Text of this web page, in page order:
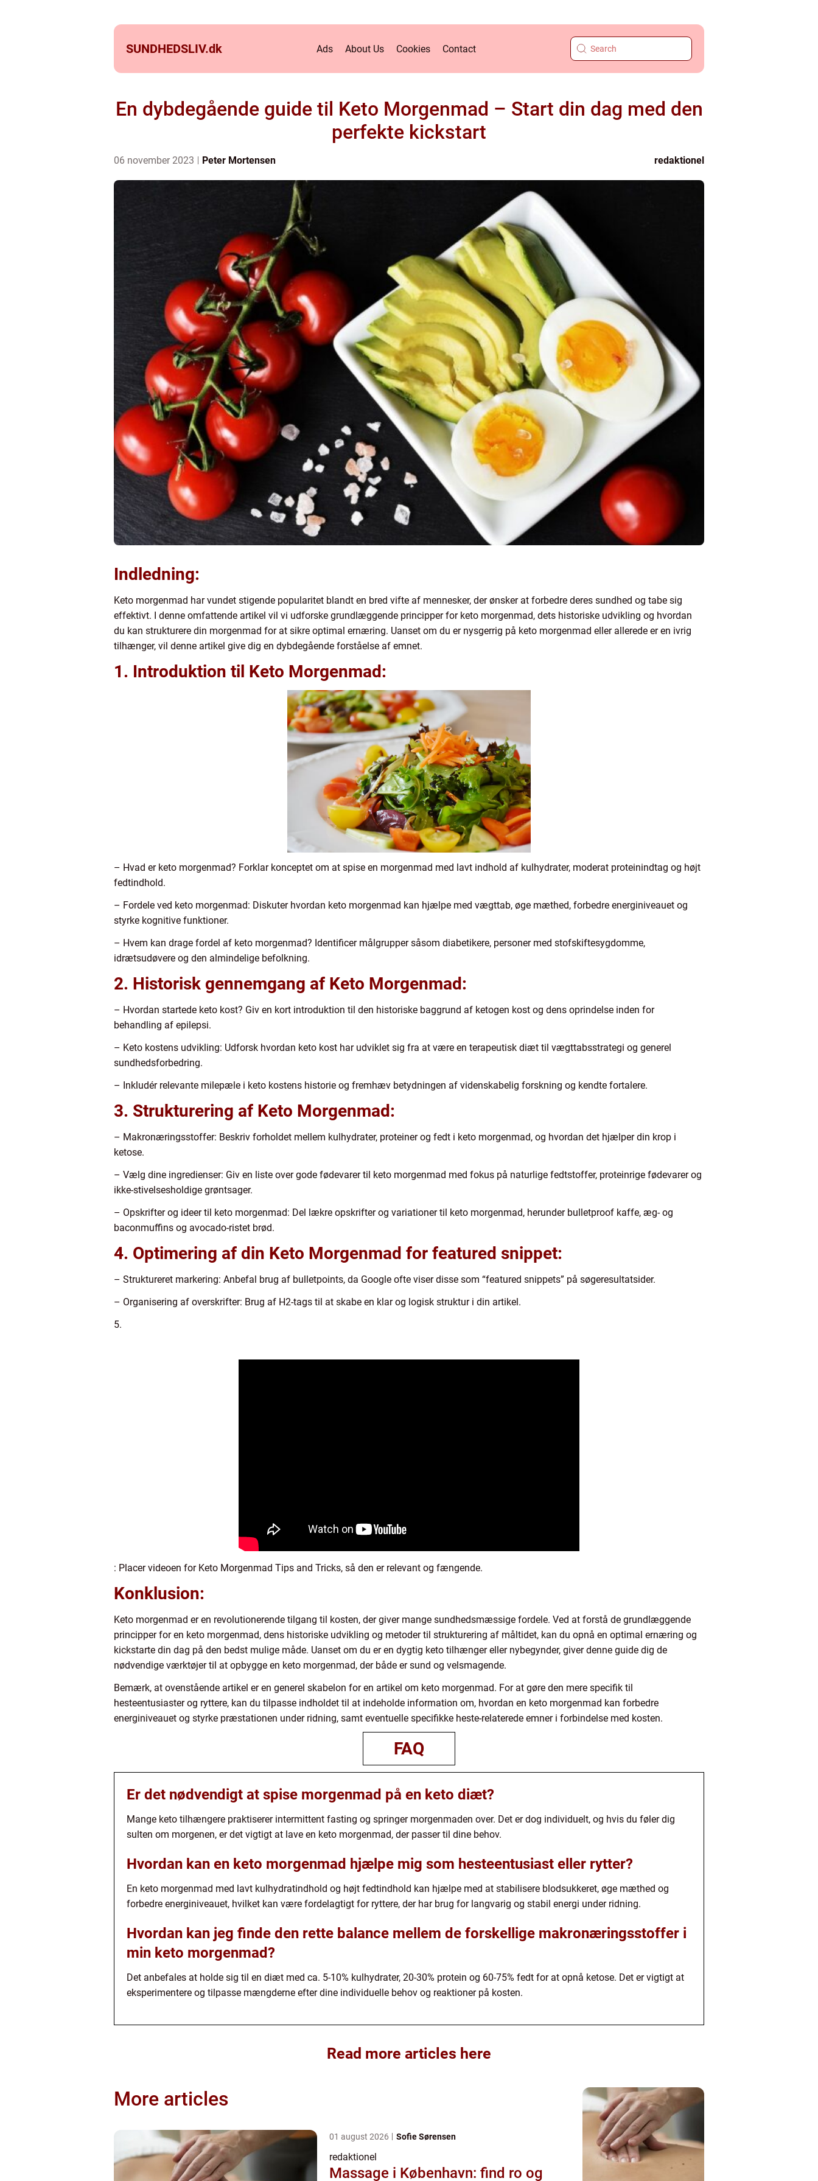
SUNDHEDSLIV.dk Ads About Us Cookies Contact
En dybdegående guide til Keto Morgenmad – Start din dag med den
perfekte kickstart
06 november 2023 Peter Mortensen redaktionel
Indledning:
Keto morgenmad har vundet stigende popularitet blandt en bred vifte af mennesker, der ønsker at forbedre deres sundhed og tabe sig
effektivt. I denne omfattende artikel vil vi udforske grundlæggende principper for keto morgenmad, dets historiske udvikling og hvordan
du kan strukturere din morgenmad for at sikre optimal ernæring. Uanset om du er nysgerrig på keto morgenmad eller allerede er en ivrig
tilhænger, vil denne artikel give dig en dybdegående forståelse af emnet.
1. Introduktion til Keto Morgenmad:
– Hvad er keto morgenmad? Forklar konceptet om at spise en morgenmad med lavt indhold af kulhydrater, moderat proteinindtag og højt
fedtindhold.
– Fordele ved keto morgenmad: Diskuter hvordan keto morgenmad kan hjælpe med vægttab, øge mæthed, forbedre energiniveauet og
styrke kognitive funktioner.
– Hvem kan drage fordel af keto morgenmad? Identificer målgrupper såsom diabetikere, personer med stofskiftesygdomme,
idrætsudøvere og den almindelige befolkning.
2. Historisk gennemgang af Keto Morgenmad:
– Hvordan startede keto kost? Giv en kort introduktion til den historiske baggrund af ketogen kost og dens oprindelse inden for
behandling af epilepsi.
– Keto kostens udvikling: Udforsk hvordan keto kost har udviklet sig fra at være en terapeutisk diæt til vægttabsstrategi og generel
sundhedsforbedring.
– Inkludér relevante milepæle i keto kostens historie og fremhæv betydningen af videnskabelig forskning og kendte fortalere.
3. Strukturering af Keto Morgenmad:
– Makronæringsstoffer: Beskriv forholdet mellem kulhydrater, proteiner og fedt i keto morgenmad, og hvordan det hjælper din krop i
ketose.
– Vælg dine ingredienser: Giv en liste over gode fødevarer til keto morgenmad med fokus på naturlige fedtstoffer, proteinrige fødevarer og
ikke-stivelsesholdige grøntsager.
– Opskrifter og ideer til keto morgenmad: Del lækre opskrifter og variationer til keto morgenmad, herunder bulletproof kaffe, æg- og
baconmuffins og avocado-ristet brød.
4. Optimering af din Keto Morgenmad for featured snippet:
– Struktureret markering: Anbefal brug af bulletpoints, da Google ofte viser disse som “featured snippets” på søgeresultatsider.
– Organisering af overskrifter: Brug af H2-tags til at skabe en klar og logisk struktur i din artikel.
5.
: Placer videoen for Keto Morgenmad Tips and Tricks, så den er relevant og fængende.
Konklusion:
Keto morgenmad er en revolutionerende tilgang til kosten, der giver mange sundhedsmæssige fordele. Ved at forstå de grundlæggende
principper for en keto morgenmad, dens historiske udvikling og metoder til strukturering af måltidet, kan du opnå en optimal ernæring og
kickstarte din dag på den bedst mulige måde. Uanset om du er en dygtig keto tilhænger eller nybegynder, giver denne guide dig de
nødvendige værktøjer til at opbygge en keto morgenmad, der både er sund og velsmagende.
Bemærk, at ovenstående artikel er en generel skabelon for en artikel om keto morgenmad. For at gøre den mere specifik til
hesteentusiaster og ryttere, kan du tilpasse indholdet til at indeholde information om, hvordan en keto morgenmad kan forbedre
energiniveauet og styrke præstationen under ridning, samt eventuelle specifikke heste-relaterede emner i forbindelse med kosten.
FAQ
Er det nødvendigt at spise morgenmad på en keto diæt?
Mange keto tilhængere praktiserer intermittent fasting og springer morgenmaden over. Det er dog individuelt, og hvis du føler dig
sulten om morgenen, er det vigtigt at lave en keto morgenmad, der passer til dine behov.
Hvordan kan en keto morgenmad hjælpe mig som hesteentusiast eller rytter?
En keto morgenmad med lavt kulhydratindhold og højt fedtindhold kan hjælpe med at stabilisere blodsukkeret, øge mæthed og
forbedre energiniveauet, hvilket kan være fordelagtigt for ryttere, der har brug for langvarig og stabil energi under ridning.
Hvordan kan jeg finde den rette balance mellem de forskellige makronæringsstoffer i
min keto morgenmad?
Det anbefales at holde sig til en diæt med ca. 5-10% kulhydrater, 20-30% protein og 60-75% fedt for at opnå ketose. Det er vigtigt at
eksperimentere og tilpasse mængderne efter dine individuelle behov og reaktioner på kosten.
Read more articles here
More articles
01 august 2026 Sofie Sørensen
redaktionel
Massage i København: find ro og